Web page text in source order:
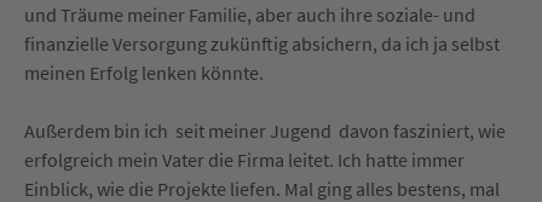
und Träume meiner Familie, aber auch ihre soziale- und
finanzielle Versorgung zukünftig absichern, da ich ja selbst
meinen Erfolg lenken könnte.
Außerdem bin ich seit meiner Jugend davon fasziniert, wie
erfolgreich mein Vater die Firma leitet. Ich hatte immer
Einblick, wie die Projekte liefen. Mal ging alles bestens, mal